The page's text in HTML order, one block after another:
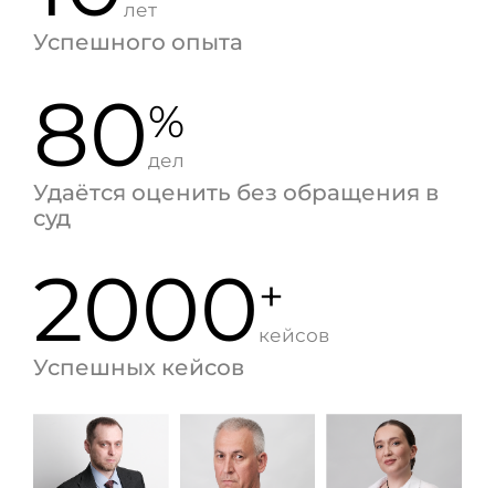
лет
Успешного опыта
80%
дел
Удаётся оценить без обращения в
суд
2000+
кейсов
Успешных кейсов